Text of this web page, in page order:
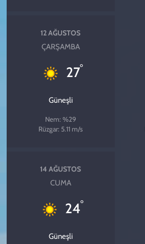
12 AĞUSTOS
ÇARŞAMBA
27°
Güneşli
Nem: %29
Rüzgar: 5.11 m/s
14 AĞUSTOS
CUMA
24°
Güneşli